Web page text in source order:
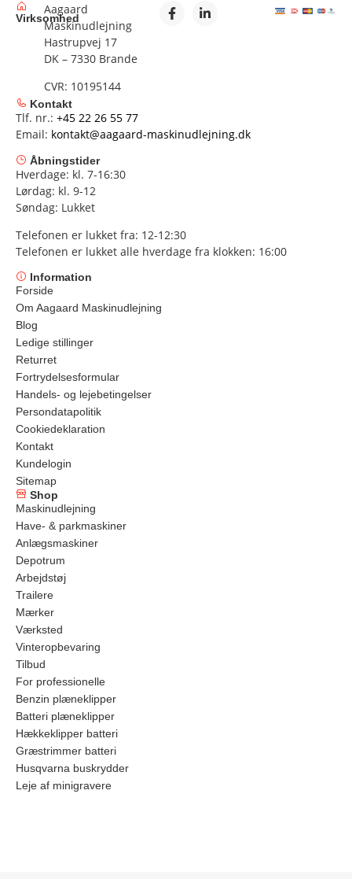
Virksomhed
Aagaard
Maskinudlejning
Hastrupvej 17
DK – 7330 Brande
CVR: 10195144
Kontakt
Tlf. nr.: +45 22 26 55 77
Email: kontakt@aagaard-maskinudlejning.dk
Åbningstider
Hverdage: kl. 7-16:30
Lørdag: kl. 9-12
Søndag: Lukket
Telefonen er lukket fra: 12-12:30
Telefonen er lukket alle hverdage fra klokken: 16:00
Information
Forside
Om Aagaard Maskinudlejning
Blog
Ledige stillinger
Returret
Fortrydelsesformular
Handels- og lejebetingelser
Persondatapolitik
Cookiedeklaration
Kontakt
Kundelogin
Sitemap
Shop
Maskinudlejning
Have- & parkmaskiner
Anlægsmaskiner
Depotrum
Arbejdstøj
Trailere
Mærker
Værksted
Vinteropbevaring
Tilbud
For professionelle
Benzin plæneklipper
Batteri plæneklipper
Hækkeklipper batteri
Græstrimmer batteri
Husqvarna buskrydder
Leje af minigravere